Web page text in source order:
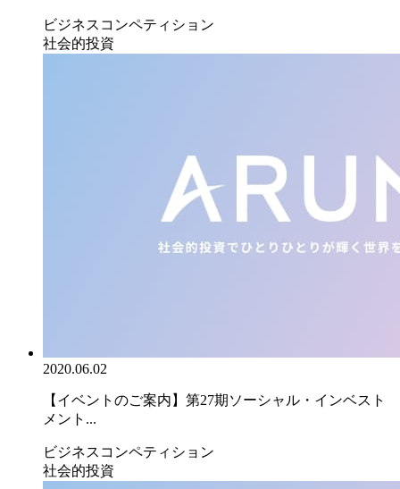
ビジネスコンペティション
社会的投資
2020.06.02
【イベントのご案内】第27期ソーシャル・インベスト
メント...
ビジネスコンペティション
社会的投資